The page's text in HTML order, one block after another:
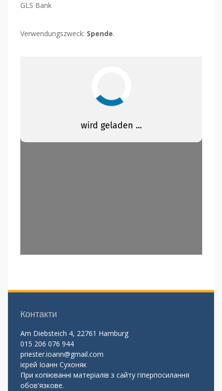
GLS Bank
Verwendungszweck: Spende.
Контакти
Am Diebsteich 4, 22761 Hamburg
015 206 076 944
priester.ioann@gmail.com
ієрей Іоанн Сухоняк
При копіюванні матеріалів з сайту гіперпосилання
обов'язкове.